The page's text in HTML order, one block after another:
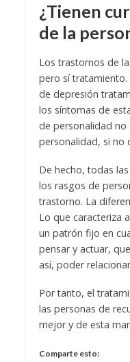
¿Tienen
de la
Los trastornos de
pero sí tratamiento.
de depresión
los síntomas de
de personalidad no
personalidad, si no
De hecho, todas
los rasgos de
trastorno. La
Lo que caracteriza
un patrón fijo en
pensar y actuar,
así, poder
Por tanto, el
las personas de
mejor y de esta
Comparte esto: